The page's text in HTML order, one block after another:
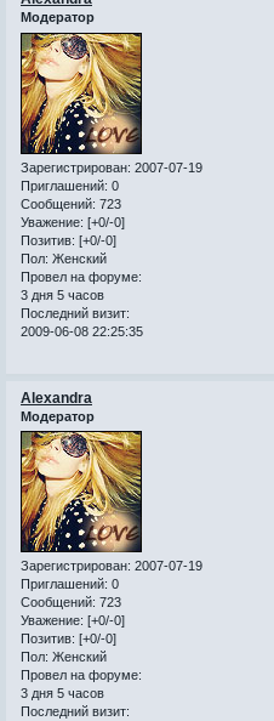
Модератор
Зарегистрирован: 2007-07-19
Приглашений: 0
Сообщений: 723
Уважение: [+0/-0]
Позитив: [+0/-0]
Пол: Женский
Провел на форуме:
3 дня 5 часов
Последний визит:
2009-06-08 22:25:35
Alexandra
Модератор
Зарегистрирован: 2007-07-19
Приглашений: 0
Сообщений: 723
Уважение: [+0/-0]
Позитив: [+0/-0]
Пол: Женский
Провел на форуме:
3 дня 5 часов
Последний визит: